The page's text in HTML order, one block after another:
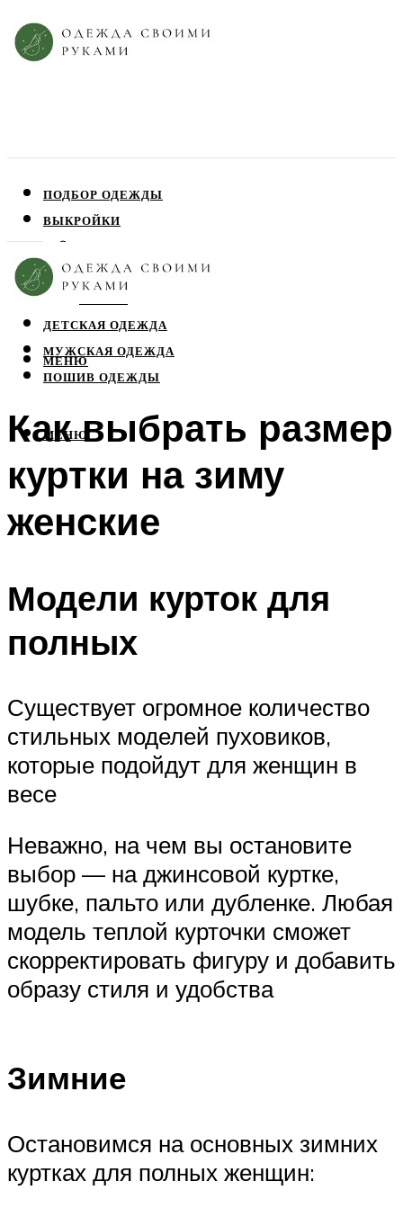
ПОДБОР ОДЕЖДЫ
ВЫКРОЙКИ
ЮБКИ
ДЕТСКАЯ ОДЕЖДА
МУЖСКАЯ ОДЕЖДА
ПОШИВ ОДЕЖДЫ
МЕНЮ
МЕНЮ
Как выбрать размер
куртки на зиму
женские
Модели курток для
полных
Существует огромное количество
стильных моделей пуховиков,
которые подойдут для женщин в
весе
Неважно, на чем вы остановите
выбор — на джинсовой куртке,
шубке, пальто или дубленке. Любая
модель теплой курточки сможет
скорректировать фигуру и добавить
образу стиля и удобства
Зимние
Остановимся на основных зимних
куртках для полных женщин: